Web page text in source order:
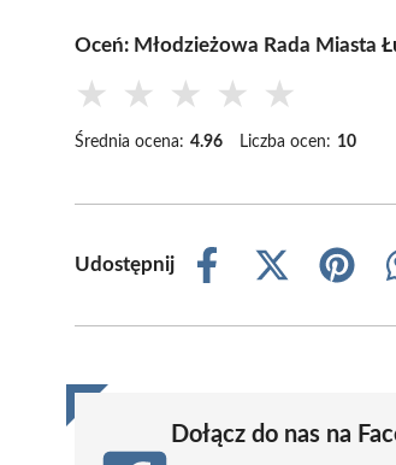
Oceń: Młodzieżowa Rada Miasta
★ ★ ★ ★ ★
Średnia ocena: 4.96 Liczba ocen: 10
Udostępnij
Share
Share
(Twitter)
Share
Dołącz do nas na